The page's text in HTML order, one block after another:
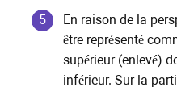
En raison de la
être représenté
supérieur (enlevé)
inférieur. Sur la